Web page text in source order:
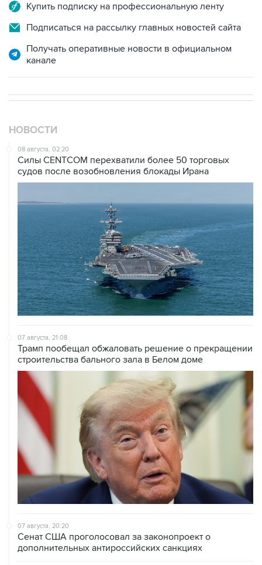
Купить подписку на профессиональную ленту
Подписаться на рассылку главных новостей сайта
Получать оперативные новости в официальном
канале
НОВОСТИ
08 августа, 02:20
Силы CENTCOM перехватили более 50 торговых
судов после возобновления блокады Ирана
07 августа, 21:08
Трамп пообещал обжаловать решение о прекращении
строительства бального зала в Белом доме
07 августа, 20:20
Сенат США проголосовал за законопроект о
дополнительных антироссийских санкциях